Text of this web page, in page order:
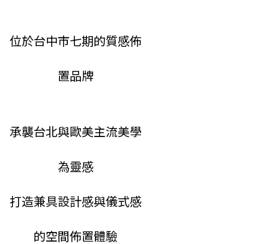
位於台中市七期的質感佈
置品牌
承襲台北與歐美主流美學
為靈感
打造兼具設計感與儀式感
的空間佈置體驗